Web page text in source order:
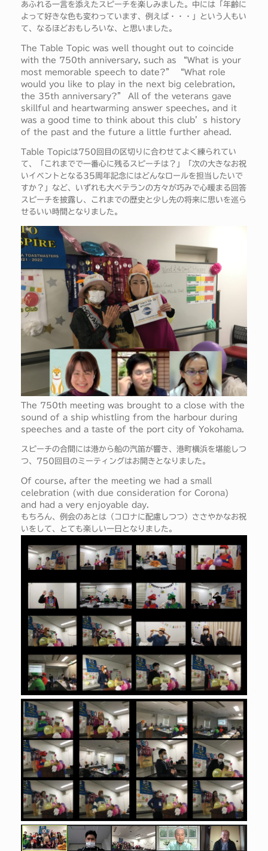
あふれる一言を添えたスピーチを楽しみました。中には「年齢に
よって好きな色も変わっています、例えば・・・」という人もい
て、なるほどおもしろいな、と思いました。
The Table Topic was well thought out to coincide
with the 750th anniversary, such as “What is your
most memorable speech to date?” “What role
would you like to play in the next big celebration,
the 35th anniversary?” All of the veterans gave
skillful and heartwarming answer speeches, and it
was a good time to think about this club’s history
of the past and the future a little further ahead.
Table Topicは750回目の区切りに合わせてよく練られてい
て、「これまでで一番心に残るスピーチは？」「次の大きなお祝
いイベントとなる35周年記念にはどんなロールを担当したいで
すか？」など、いずれも大ベテランの方々が巧みで心暖まる回答
スピーチを披露し、これまでの歴史と少し先の将来に思いを巡ら
せるいい時間となりました。
The 750th meeting was brought to a close with the
sound of a ship whistling from the harbour during
speeches and a taste of the port city of Yokohama.
スピーチの合間には港から船の汽笛が響き、港町横浜を堪能しつ
つ、750回目のミーティングはお開きとなりました。
Of course, after the meeting we had a small
celebration (with due consideration for Corona)
and had a very enjoyable day.
もちろん、例会のあとは（コロナに配慮しつつ）ささやかなお祝
いをして、とても楽しい一日となりました。